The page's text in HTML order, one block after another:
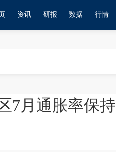
资讯 研报 数据 行情
7月通胀率保